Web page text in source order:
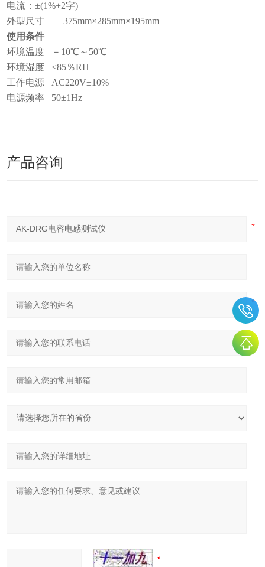
电流：±(1%+2字)
外型尺寸 375mm×285mm×195mm
使用条件
环境温度 －10℃～50℃
环境湿度 ≤85％RH
工作电源 AC220V±10%
电源频率 50±1Hz
产品咨询